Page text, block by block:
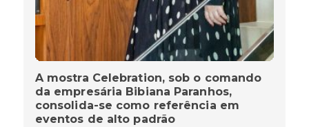
A mostra Celebration, sob o comando
da empresária Bibiana Paranhos,
consolida-se como referência em
eventos de alto padrão